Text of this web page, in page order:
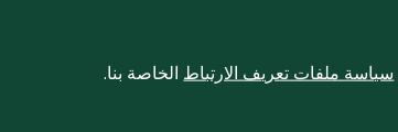
سياسة ملفات تعريف الارتباط الخاصة بنا.